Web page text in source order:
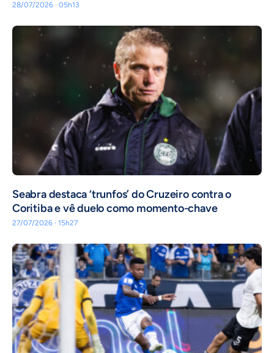
28/07/2026 · 05h13
Seabra destaca ‘trunfos’ do Cruzeiro contra o
Coritiba e vê duelo como momento-chave
27/07/2026 · 15h27